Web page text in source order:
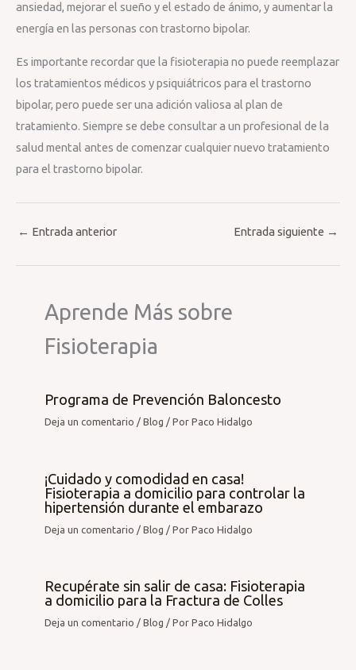
ansiedad, mejorar el sueño y el estado de ánimo, y aumentar la
energía en las personas con trastorno bipolar.
Es importante recordar que la fisioterapia no puede reemplazar
los tratamientos médicos y psiquiátricos para el trastorno
bipolar, pero puede ser una adición valiosa al plan de
tratamiento. Siempre se debe consultar a un profesional de la
salud mental antes de comenzar cualquier nuevo tratamiento
para el trastorno bipolar.
← Entrada anterior Entrada siguiente →
Aprende Más sobre
Fisioterapia
Programa de Prevención Baloncesto
Deja un comentario /Blog / PorPaco Hidalgo
¡Cuidado y comodidad en casa!
Fisioterapia a domicilio para controlar la
hipertensión durante el embarazo
Deja un comentario /Blog / PorPaco Hidalgo
Recupérate sin salir de casa: Fisioterapia
a domicilio para la Fractura de Colles
Deja un comentario /Blog / PorPaco Hidalgo